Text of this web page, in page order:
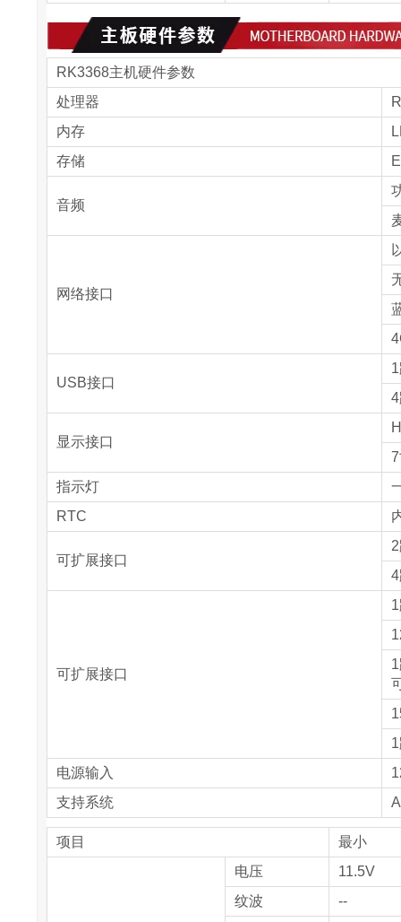
RK3368主机硬件参数
处理器
内存
存储
音频
网络接口
USB接口
显示接口
指示灯
RTC
可扩展接口
可扩展接口
电源输入
支持系统
项目 最小
电压
11.5V
纹波
--